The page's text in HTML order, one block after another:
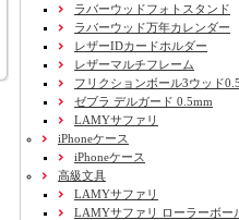
ラバーウッドフォトスタンド
ラバーウッド万年カレンダー
レザーIDカードホルダー
レザーマルチフレーム
フリクションボール3ウッド
ゼブラ デルガード 0.5mm
LAMYサファリ
iPhoneケース
iPhoneケース
高級文具
LAMYサファリ
LAMYサファリ ローラーボー